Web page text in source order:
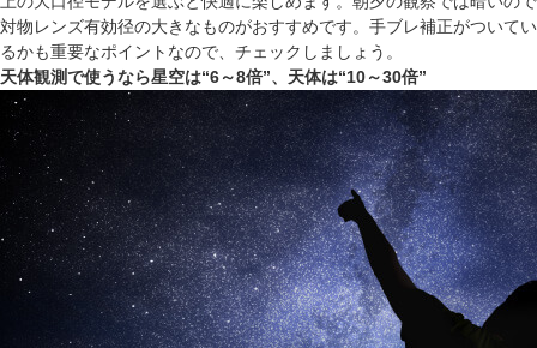
対物レンズ有効径の大きなものがおすすめです。手ブレ補正がついてい
るかも重要なポイントなので、チェックしましょう。
天体観測で使うなら星空は“6～8倍”、天体は“10～30倍”